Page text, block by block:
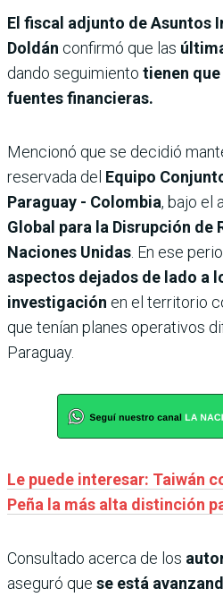
El fiscal adjunto de Asuntos
Doldán confirmó que las
dando seguimiento tienen
fuentes financieras.
Mencionó que se decidió
reservada del Equipo
Paraguay - Colombia, bajo el
Global para la Disrupción de
Naciones Unidas . En ese
aspectos dejados de lado a
investigación en el territorio
que tenían planes operativos
Paraguay.
Le puede interesar: Taiwán
Peña la más alta distinción
Consultado acerca de los
aseguró que se está